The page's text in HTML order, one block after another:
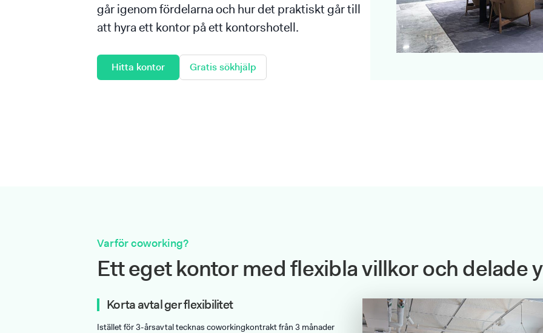
går igenom fördelarna och hur det praktiskt går till
att hyra ett kontor på ett kontorshotell.
Hitta kontor Gratis sökhjälp
Varför coworking?
Ett eget kontor med flexibla villkor och delade
Korta avtal ger flexibilitet
Istället för 3-årsavtal tecknas coworkingkontrakt från 3 månader